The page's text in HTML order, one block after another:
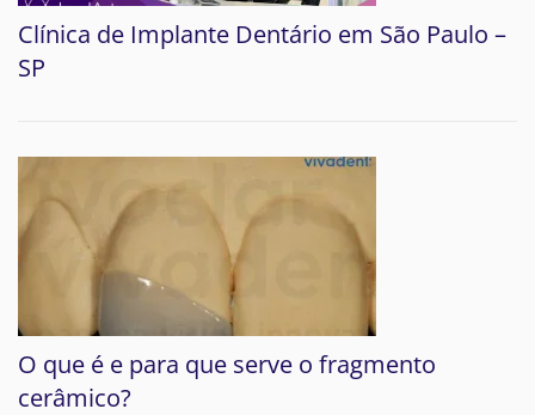
Clínica de Implante Dentário em São Paulo –
SP
O que é e para que serve o fragmento
cerâmico?